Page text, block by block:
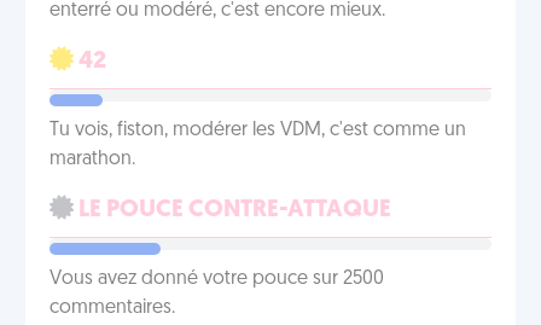
enterré ou modéré, c'est encore mieux.
42
Tu vois, fiston, modérer les VDM, c'est comme un
marathon.
LE POUCE CONTRE-ATTAQUE
Vous avez donné votre pouce sur 2500
commentaires.